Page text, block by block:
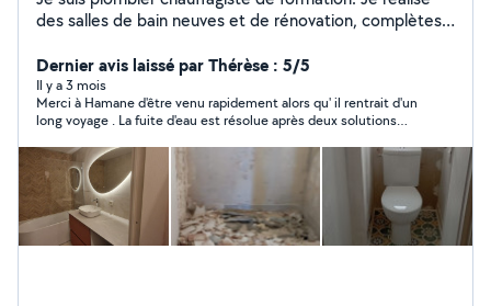
des salles de bain neuves et de rénovation, complètes
vasque et de paroi de douche, la pose également de
toilettes y compris suspendus, ainsi que les installations
de chauffage. Enfin je réalise également différents
travaux dans la maison notamment la pose de parquet
N'hésitez à me contacter. À bientôt
Dernier avis laissé par Thérèse : 5/5
Il y a 3 mois
Merci à Hamane d'être venu rapidement alors qu' il rentrait d'un
long voyage . La fuite d'eau est résolue après deux solutions